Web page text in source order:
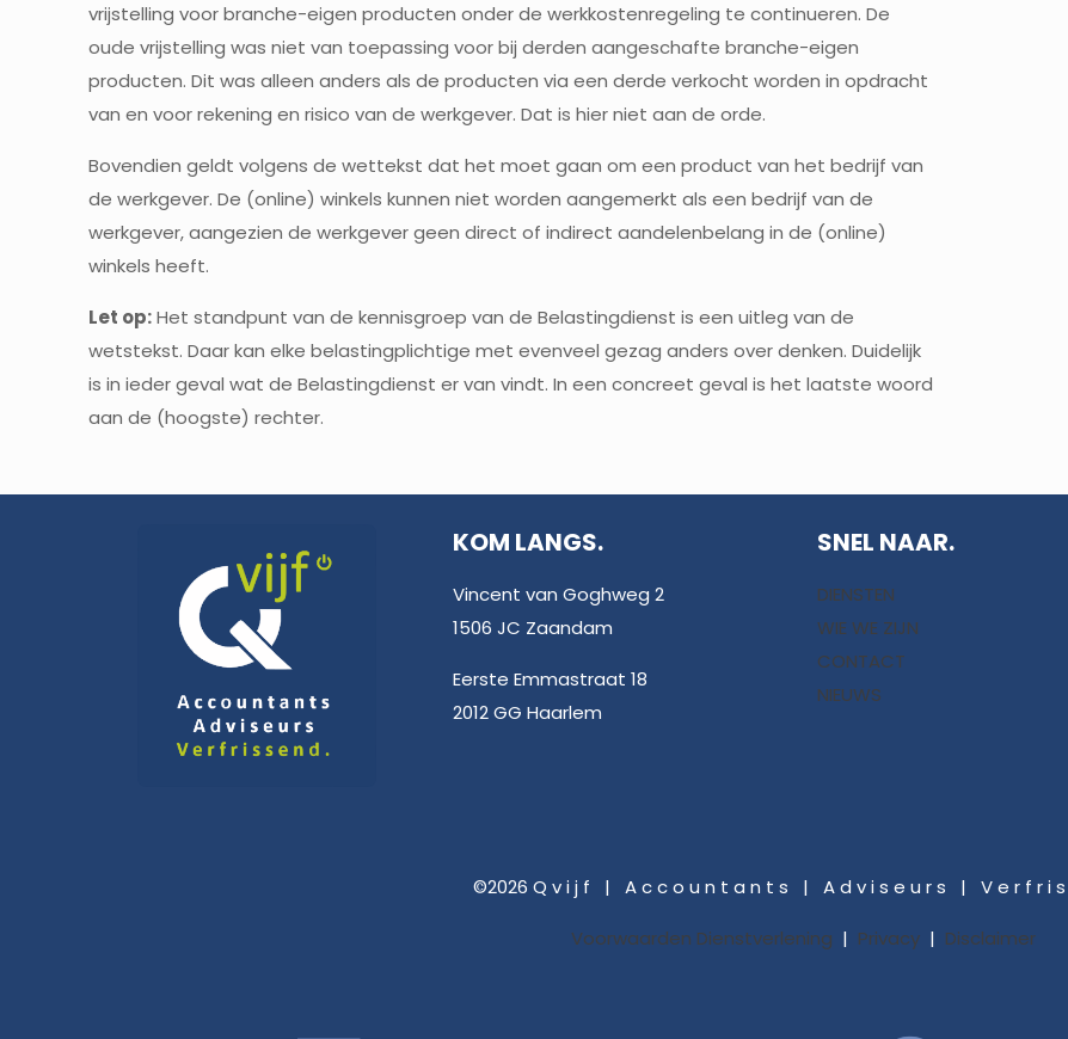
vrijstelling voor branche-eigen producten onder de werkkostenregeling te continueren. De
oude vrijstelling was niet van toepassing voor bij derden aangeschafte branche-eigen
producten. Dit was alleen anders als de producten via een derde verkocht worden in opdracht
van en voor rekening en risico van de werkgever. Dat is hier niet aan de orde.
Bovendien geldt volgens de wettekst dat het moet gaan om een product van het bedrijf van
de werkgever. De (online) winkels kunnen niet worden aangemerkt als een bedrijf van de
werkgever, aangezien de werkgever geen direct of indirect aandelenbelang in de (online)
winkels heeft.
Let op:Het standpunt van de kennisgroep van de Belastingdienst is een uitleg van de
wetstekst. Daar kan elke belastingplichtige met evenveel gezag anders over denken. Duidelijk
is in ieder geval wat de Belastingdienst er van vindt. In een concreet geval is het laatste woord
aan de (hoogste) rechter.
KOM LANGS.
Vincent van Goghweg 2
1506 JC Zaandam
Eerste Emmastraat 18
2012 GG Haarlem
SNEL NAAR.
DIENSTEN
WIE WE ZIJN
CONTACT
NIEUWS
©2026 Q v i j f | A c c o u n t a n t s | A d v i s e u r s | V e r f r i s
Voorwaarden Dienstverlening | Privacy| Disclaimer